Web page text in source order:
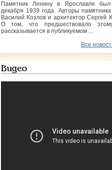
Памятник Ленину в Ярославле
декабря 1939 года. Авторы памятника
Василий Козлов и архитектор Сергей
О том, что предшествовало
рассказывается в публикуемом ...
Все
Видео